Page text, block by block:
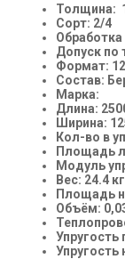
Толщина:
Сорт: 2/4
Допуск по
Формат:
Состав:
Марка:
Длина:
Ширина:
Кол-во в
Площадь
Модуль
Вес: 24.4 кг
Площадь
Объём:
Упругость
Упругость